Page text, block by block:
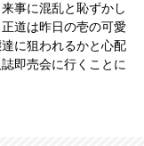
事に混乱と恥ずかし
道は昨日の壱の可愛
に狙われるかと心配
即売会に行くことに